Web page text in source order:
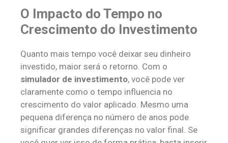
O Impacto do Tempo no
Crescimento do Investimento
Quanto mais tempo você deixar seu dinheiro
investido, maior será o retorno. Com o
simulador de investimento, você pode ver
claramente como o tempo influencia no
crescimento do valor aplicado. Mesmo uma
pequena diferença no número de anos pode
significar grandes diferenças no valor final. Se